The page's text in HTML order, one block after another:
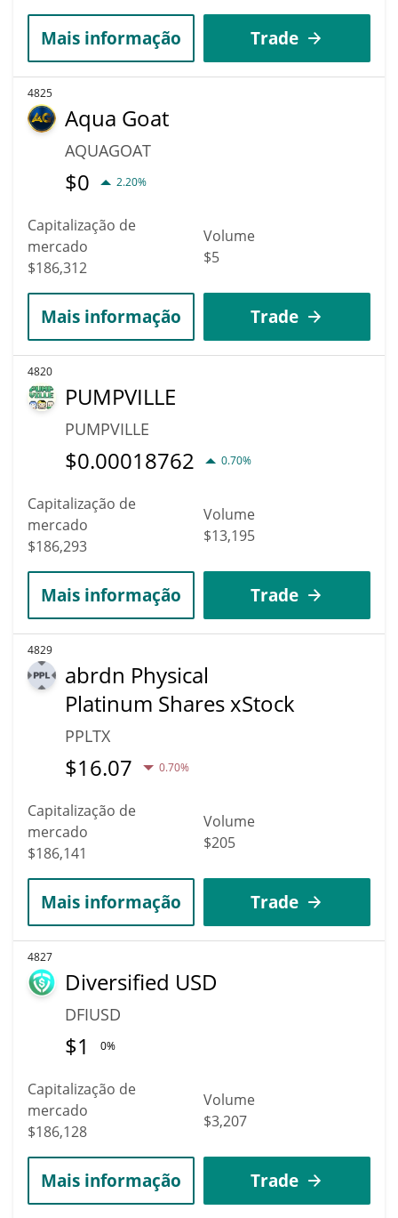
Mais informação Trade
4825
Aqua Goat
AQUAGOAT
$0 2.20%
Capitalização de
mercado
$186,312
Volume
$5
Mais informação Trade
4820
PUMPVILLE
PUMPVILLE
$0.00018762 0.70%
Capitalização de
mercado
$186,293
Volume
$13,195
Mais informação Trade
4829
abrdn Physical
Platinum Shares xStock
PPLTX
$16.07 0.70%
Capitalização de
mercado
$186,141
Volume
$205
Mais informação Trade
4827
Diversified USD
DFIUSD
$1 0%
Capitalização de
mercado
$186,128
Volume
$3,207
Mais informação Trade